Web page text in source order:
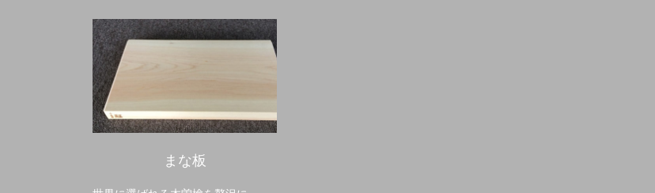
まな板